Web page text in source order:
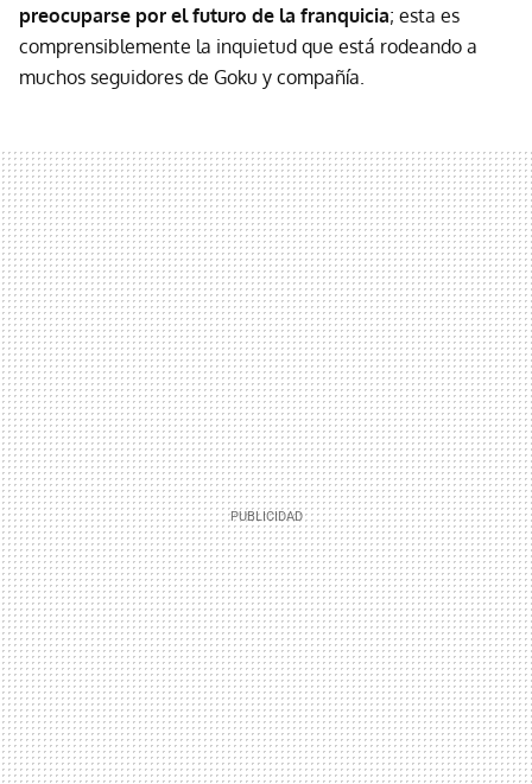
preocuparse por el futuro de la franquicia; esta es
comprensiblemente la inquietud que está rodeando a
muchos seguidores de Goku y compañía.